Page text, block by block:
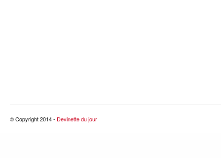
© Copyright 2014 - Devinette du jour